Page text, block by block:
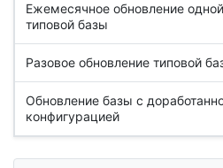
Ежемесячное обновление одной
типовой базы
Разовое обновление типовой
Обновление базы с
конфигурацией